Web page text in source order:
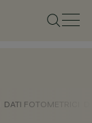
DATI FOTOMETRICI